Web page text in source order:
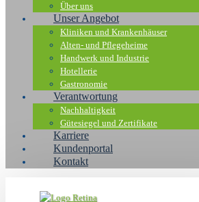
Über uns
Unser Angebot
Kliniken und Krankenhäuser
Alten- und Pflegeheime
Handwerk und Industrie
Hotellerie
Gastronomie
Verantwortung
Nachhaltigkeit
Gütesiegel und Zertifikate
Karriere
Kundenportal
Kontakt